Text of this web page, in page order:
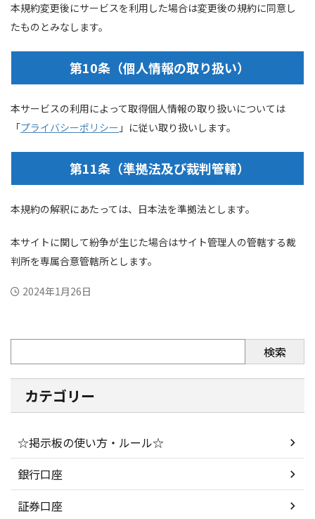
本規約変更後にサービスを利用した場合は変更後の規約に同意し
たものとみなします。
第10条（個人情報の取り扱い）
本サービスの利用によって取得個人情報の取り扱いについては
「プライバシーポリシー 」に従い取り扱いします。
第11条（準拠法及び裁判管轄）
本規約の解釈にあたっては、日本法を準拠法とします。
本サイトに関して紛争が生じた場合はサイト管理人の管轄する裁
判所を専属合意管轄所とします。
2024年1月26日
検索
カテゴリー
☆掲示板の使い方・ルール☆
銀行口座
証券口座